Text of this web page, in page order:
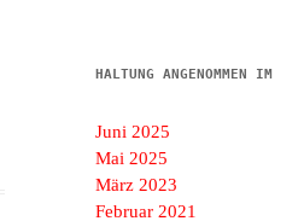
HALTUNG ANGENOMMEN IM
Juni 2025
Mai 2025
März 2023
Februar 2021